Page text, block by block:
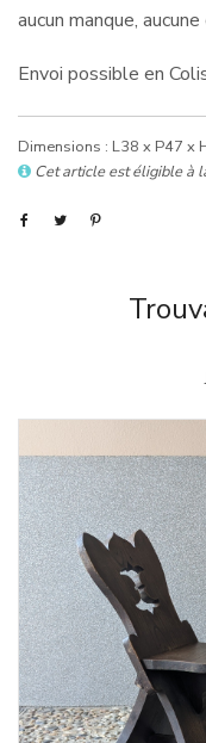
aucun manque, aucune
Envoi possible en
Dimensions : L38 x P47 x
Cet article est éligible à